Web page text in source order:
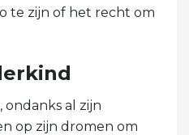
te zijn of het recht om
ondanks al zijn
op zijn dromen om